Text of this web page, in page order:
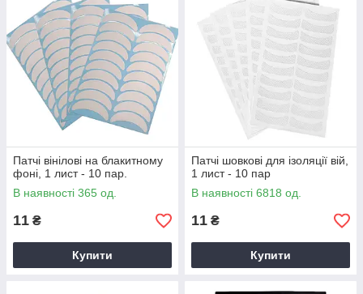
Патчі вінілові на блакитному
фоні, 1 лист - 10 пар.
В наявності 365 од.
11 ₴
Купити
Патчі шовкові для ізоляції вій,
1 лист - 10 пар
В наявності 6818 од.
11 ₴
Купити